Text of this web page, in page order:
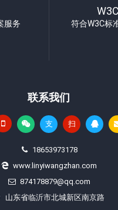
服务
W3C
符合W3C标
联系我们
支 扫
18653973178
www.linyiwangzhan.com
874178879@qq.com
山东省临沂市北城新区南京路